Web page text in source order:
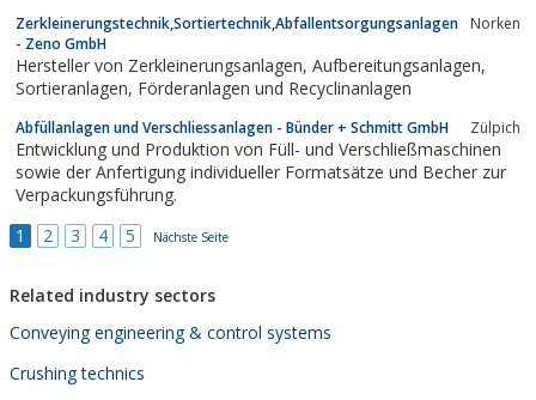
Zerkleinerungstechnik,Sortiertechnik,Abfallentsorgungsanlagen
- Zeno GmbH
Norken
Hersteller von Zerkleinerungsanlagen, Aufbereitungsanlagen,
Sortieranlagen, Förderanlagen und Recyclinanlagen
Abfüllanlagen und Verschliessanlagen - Bünder + Schmitt GmbH Zülpich
Entwicklung und Produktion von Füll- und Verschließmaschinen
sowie der Anfertigung individueller Formatsätze und Becher zur
Verpackungsführung.
1
2 3 4 5 Nächste Seite
Related industry sectors
Conveying engineering & control systems
Crushing technics